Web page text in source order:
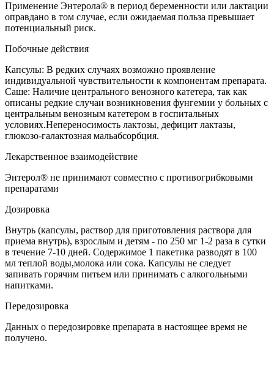
Применение Энтерола® в период беременности или лактации
оправдано в том случае, если ожидаемая польза превышает
потенциальный риск.
Побочные действия
Капсулы: В редких случаях возможно проявление
индивидуальной чувствительности к компонентам препарата.
Саше: Наличие центрального венозного катетера, так как
описаны редкие случаи возникновения фунгемии у больных с
центральным венозным катетером в госпитальных
условиях.Непереносимость лактозы, дефицит лактазы,
глюкозо-галактозная мальабсорбция.
Лекарственное взаимодействие
Энтерол® не принимают совместно с противогрибковыми
препаратами
Дозировка
Внутрь (капсулы, раствор для приготовления раствора для
приема внутрь), взрослым и детям - по 250 мг 1-2 раза в сутки
в течение 7-10 дней. Содержимое 1 пакетика разводят в 100
мл теплой воды,молока или сока. Капсулы не следует
запивать горячим питьем или принимать с алкогольными
напитками.
Передозировка
Данных о передозировке препарата в настоящее время не
получено.